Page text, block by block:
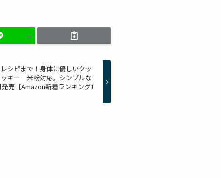
シピまで！身体に優しいクッ
キー 米粉対応。シンプルな
売【Amazon新着ランキング1